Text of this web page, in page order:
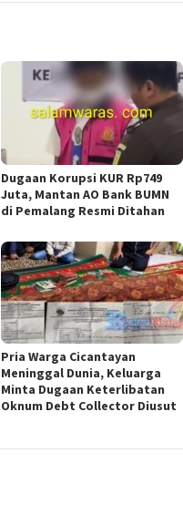
Dugaan Korupsi KUR Rp749
Juta, Mantan AO Bank BUMN
di Pemalang Resmi Ditahan
Pria Warga Cicantayan
Meninggal Dunia, Keluarga
Minta Dugaan Keterlibatan
Oknum Debt Collector Diusut